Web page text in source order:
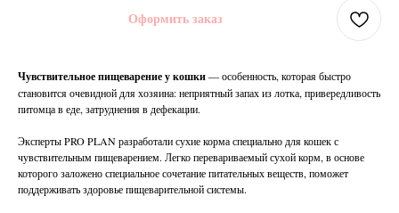
Оформить заказ
Чувствительное пищеварение у кошки— особенность, которая быстро
становится очевидной для хозяина: неприятный запах из лотка, привередливость
питомца в еде, затруднения в дефекации.
Эксперты PRO PLAN разработали сухие корма специально для кошек с
чувствительным пищеварением. Легко перевариваемый сухой корм, в основе
которого заложено специальное сочетание питательных веществ, поможет
поддерживать здоровье пищеварительной системы.